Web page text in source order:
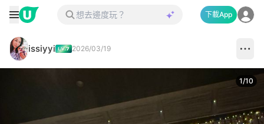
下載App
issiyyi 2026/03/19
1/10